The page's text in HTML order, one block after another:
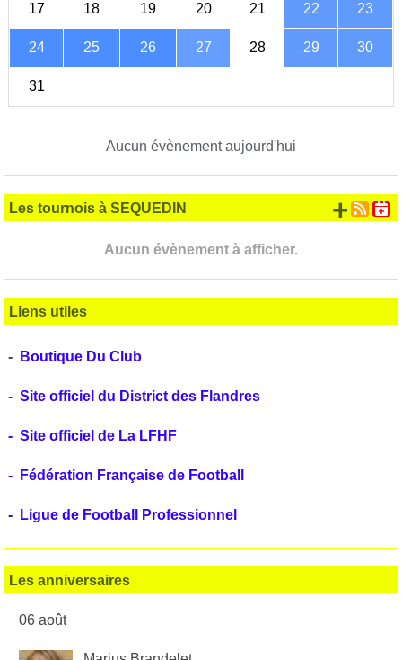
17 18 19 20 21 22 23
24 25 26 27 28 29 30
31
Aucun évènement aujourd'hui
Les tournois à SEQUEDIN
Aucun évènement à afficher.
+
Liens utiles
- Boutique Du Club
- Site officiel du District des Flandres
- Site officiel de La LFHF
- Fédération Française de Football
- Ligue de Football Professionnel
Les anniversaires
06 août